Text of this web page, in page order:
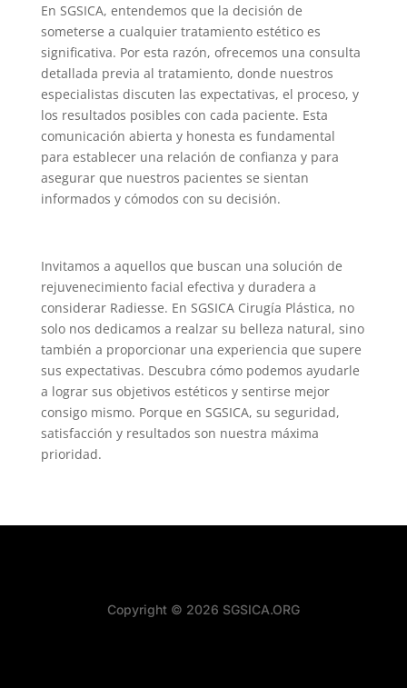
En SGSICA, entendemos que la decisión de
someterse a cualquier tratamiento estético es
significativa. Por esta razón, ofrecemos una consulta
detallada previa al tratamiento, donde nuestros
especialistas discuten las expectativas, el proceso, y
los resultados posibles con cada paciente. Esta
comunicación abierta y honesta es fundamental
para establecer una relación de confianza y para
asegurar que nuestros pacientes se sientan
informados y cómodos con su decisión.
Invitamos a aquellos que buscan una solución de
rejuvenecimiento facial efectiva y duradera a
considerar Radiesse. En SGSICA Cirugía Plástica, no
solo nos dedicamos a realzar su belleza natural, sino
también a proporcionar una experiencia que supere
sus expectativas. Descubra cómo podemos ayudarle
a lograr sus objetivos estéticos y sentirse mejor
consigo mismo. Porque en SGSICA, su seguridad,
satisfacción y resultados son nuestra máxima
prioridad.
Copyright © 2026 SGSICA.ORG